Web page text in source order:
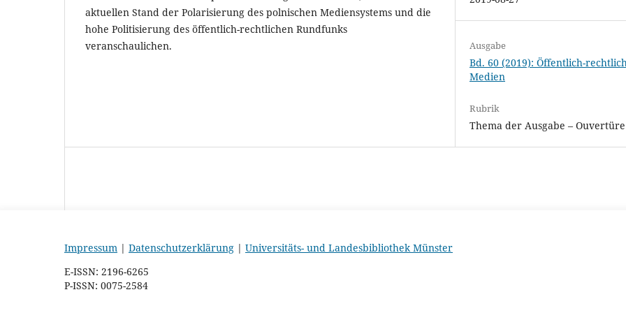
aktuellen Stand der Polarisierung des polnischen Mediensystems und die
hohe Politisierung des öffentlich-rechtlichen Rundfunks
veranschaulichen.
Ausgabe
Bd. 60 (2019): Öffentlich-
Medien
Rubrik
Thema der Ausgabe – Ouvertüre
Impressum | Datenschutzerklärung | Universitäts- und Landesbibliothek Münster
E-ISSN: 2196-6265
P-ISSN: 0075-2584